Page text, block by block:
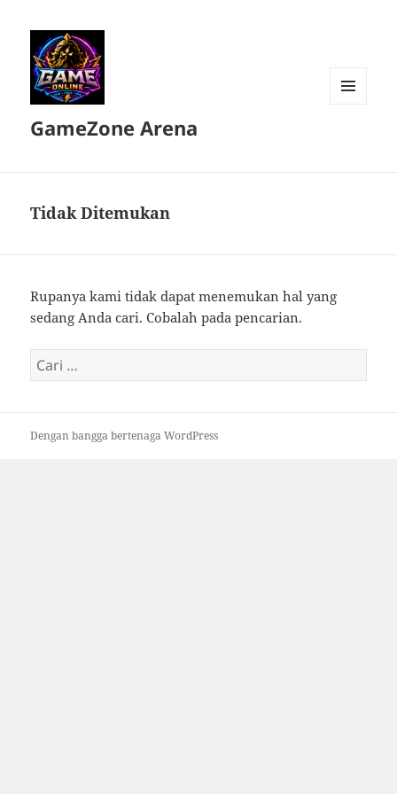
GameZone Arena
Tidak Ditemukan
Rupanya kami tidak dapat menemukan hal yang
sedang Anda cari. Cobalah pada pencarian.
Cari
untuk:
Dengan bangga bertenaga WordPress